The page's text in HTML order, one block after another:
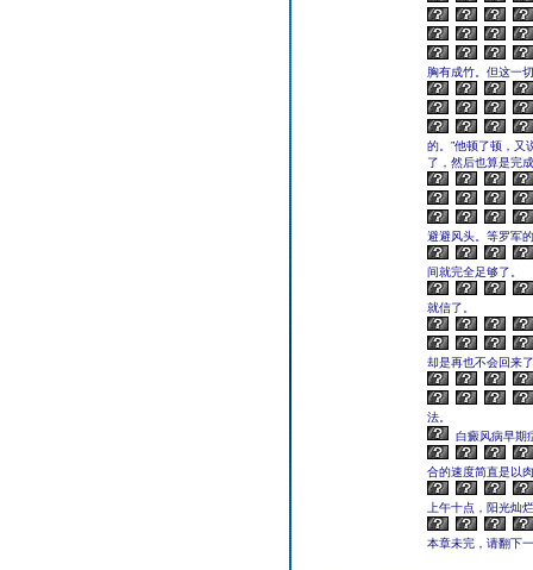
胸有成竹。但这一
的。”他顿了顿，又
了，然后也算是完
避避风头。等罗军
间就完全足够了。
就信了。
却是再也不会回来
法。
白癜风病早期
合的速度简直是以
上午十点，阳光灿
本章未完，请翻下